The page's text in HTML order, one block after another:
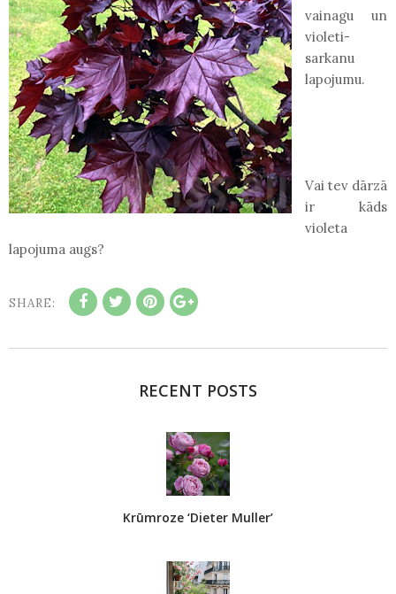
vainagu un
violeti-
sarkanu
lapojumu.
Vai tev dārzā
ir kāds
violeta
lapojuma augs?
SHARE:
RECENT POSTS
Krūmroze ‘Dieter Muller’